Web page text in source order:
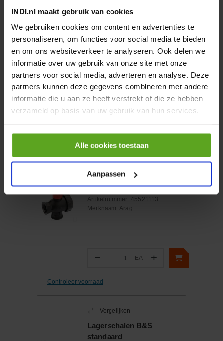
INDI.nl maakt gebruik van cookies
We gebruiken cookies om content en advertenties te
personaliseren, om functies voor social media te bieden
en om ons websiteverkeer te analyseren. Ook delen we
informatie over uw gebruik van onze site met onze
partners voor social media, adverteren en analyse. Deze
partners kunnen deze gegevens combineren met andere
informatie die u aan ze heeft verstrekt of die ze hebben
verzameld op basis van uw gebruik van hun services.
Alle cookies toestaan
Aanpassen
HP 12 MOTOR B14 380VAC
Merknaam:Emmegi
€ 32,50
incl. BTW
− +
Onlangs bekeken:
Vergelijken
Kogelkraan 3/4" 3-weg
Artikelnummer: 45521113
Merknaam: Arag
− Aantal
EA +
Controleer voorraad
Vergelijken
Lagerschalen B&S
standaard